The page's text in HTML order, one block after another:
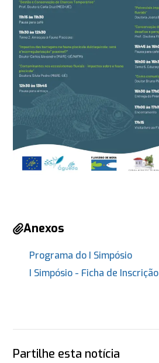
Anexos
Programa do I Simpósio
I Simpósio - Ficha de Inscrição
Partilhe esta notícia